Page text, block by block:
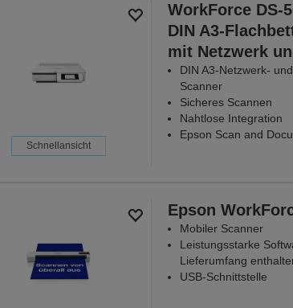
Schnellansicht
WorkForce DS-
DIN A3-
mit Netzwerk
DIN A3-Netzwerk-
Scanner
Sicheres Scannen
Nahtlose Integration
Epson Scan and
Epson
Mobiler Scanner
Leistungsstarke
Lieferumfang
USB-Schnittstelle